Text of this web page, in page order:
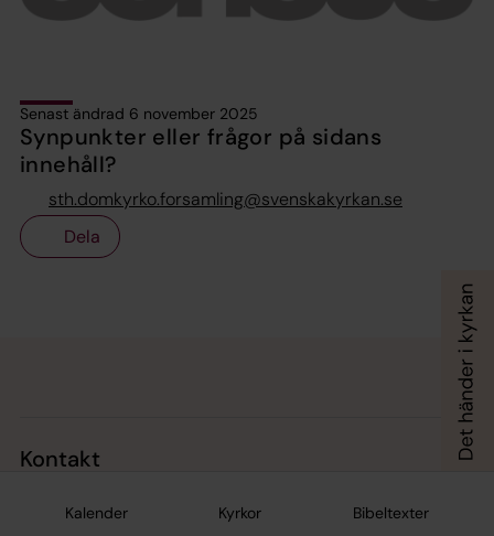
Kalender Kyrkor Bibeltexter
Senast ändrad 6 november 2025
Synpunkter eller frågor på sidans
innehåll?
sth.domkyrko.forsamling@svenskakyrkan.se
Dela
Kontakt